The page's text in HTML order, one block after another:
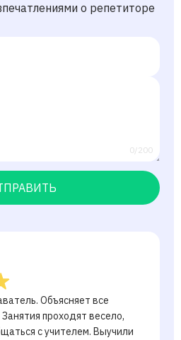
о репетиторе
0/200
Объясняет все
проходят весело,
с учителем. Выучили